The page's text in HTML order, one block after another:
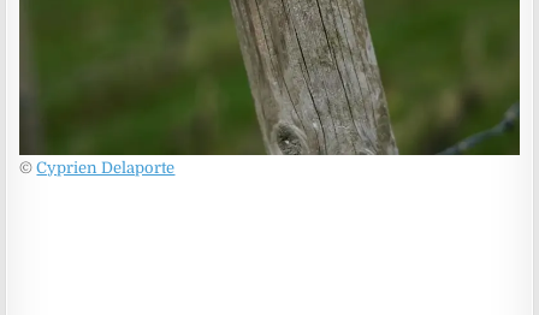
©Cyprien Delaporte